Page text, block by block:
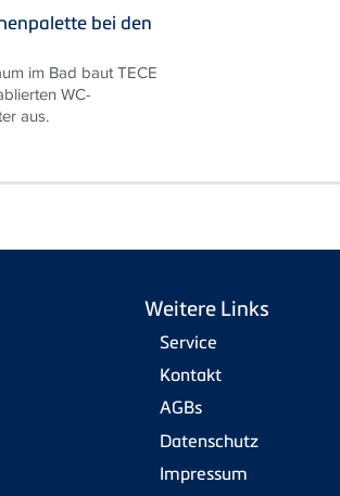
bei den
im Bad baut TECE
WC-
aus.
Weitere Links
Service
Kontakt
AGBs
Datenschutz
Impressum